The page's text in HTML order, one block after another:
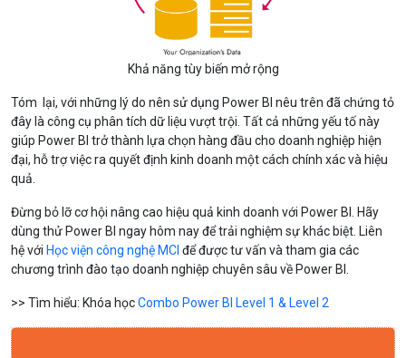
Khả năng tùy biến mở rộng
Tóm lại, với những lý do nên sử dụng Power BI nêu trên đã chứng tỏ
đây là công cụ phân tích dữ liệu vượt trội. Tất cả những yếu tố này
giúp Power BI trở thành lựa chọn hàng đầu cho doanh nghiệp hiện
đại, hỗ trợ việc ra quyết định kinh doanh một cách chính xác và hiệu
quả.
Đừng bỏ lỡ cơ hội nâng cao hiệu quả kinh doanh với Power BI. Hãy
dùng thử Power BI ngay hôm nay để trải nghiệm sự khác biệt. Liên
hệ với Học viện công nghệ MCI để được tư vấn và tham gia các
chương trình đào tạo doanh nghiệp chuyên sâu về Power BI.
>> Tìm hiểu: Khóa họcCombo Power BI Level 1 & Level 2